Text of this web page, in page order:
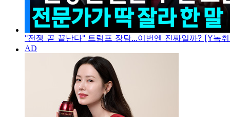
"전쟁 곧 끝난다" 트럼프 장담...이번엔 진짜일까? [Y녹